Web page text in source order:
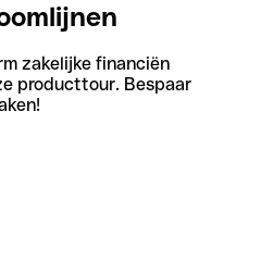
zakelijke financiën
producttour. Bespaar